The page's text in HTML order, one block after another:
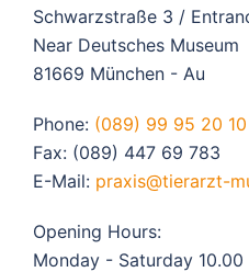
Schwarzstraße 3 /
Near Deutsches Museum
81669 München - Au
Phone: (089) 99 95 20 10
Fax: (089) 447 69 783
E-Mail: praxis@tierarzt-
Opening Hours:
Monday - Saturday